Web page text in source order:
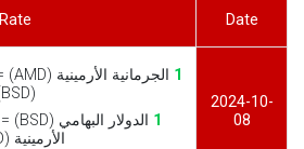
Date
Rate
2024-10-
08
1 الجرمانية الأرمينية (AMD) =
(BSD)
1 الدولار البهامي (BSD) =
الأرمينية (AMD)